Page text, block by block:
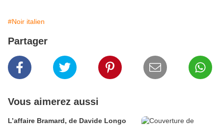
#Noir italien
Partager
Vous aimerez aussi
L’affaire Bramard, de Davide Longo